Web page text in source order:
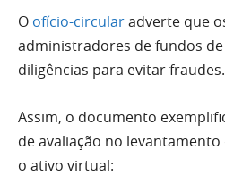
O ofício-circularadverte que
administradores de fundos
diligências para evitar fraudes.
Assim, o documento
de avaliação no
o ativo virtual: